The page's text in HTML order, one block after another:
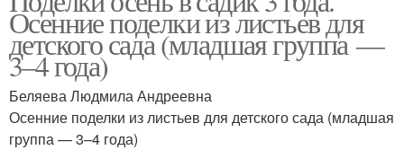
Осенние поделки из листьев для
детского сада (младшая группа —
3–4 года)
Беляева Людмила Андреевна
Осенние поделки из листьев для детского сада (младшая
группа — 3–4 года)